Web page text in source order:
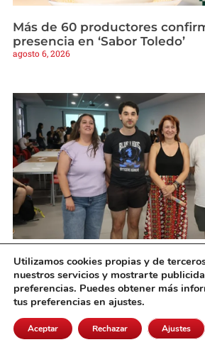
Más de 60 productores
presencia en ‘Sabor Toledo’
agosto 6, 2026
El Centro Cívico de Alcázar
edición de las Paleto Returns
agosto 5, 2026
Utilizamos cookies propias y de
nuestros servicios y mostrarte
preferencias. Puedes obtener más
tus preferencias en ajustes.
Aceptar Rechazar Ajustes